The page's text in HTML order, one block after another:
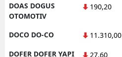
DOAS DOGUS
OTOMOTIV
190,20
DOCO DO-CO 11.310,00
DOFER DOFER YAPI
27,60